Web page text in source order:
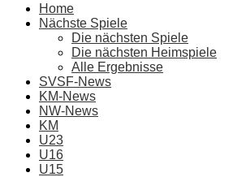
Home
Nächste Spiele
Die nächsten Spiele
Die nächsten Heimspiele
Alle Ergebnisse
SVSF-News
KM-News
NW-News
KM
U23
U16
U15